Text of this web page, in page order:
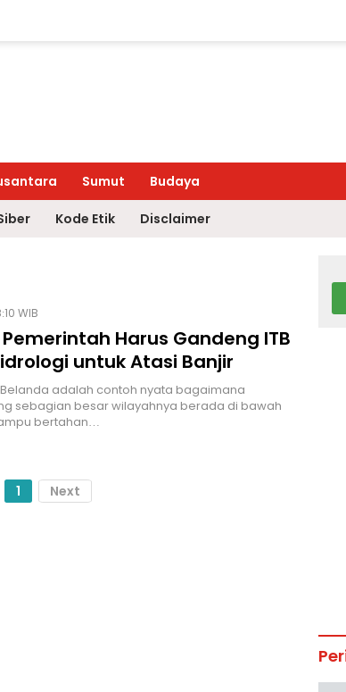
Sumut Budaya
Kode Etik Disclaimer
WIB
Harus Gandeng ITB
untuk Atasi Banjir
Belanda adalah contoh nyata bagaimana
sebagian besar wilayahnya berada di bawah
bertahan…
1 Next